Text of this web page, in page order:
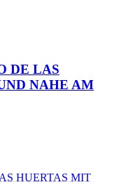
DE LAS
NAHE AM
HUERTAS MIT